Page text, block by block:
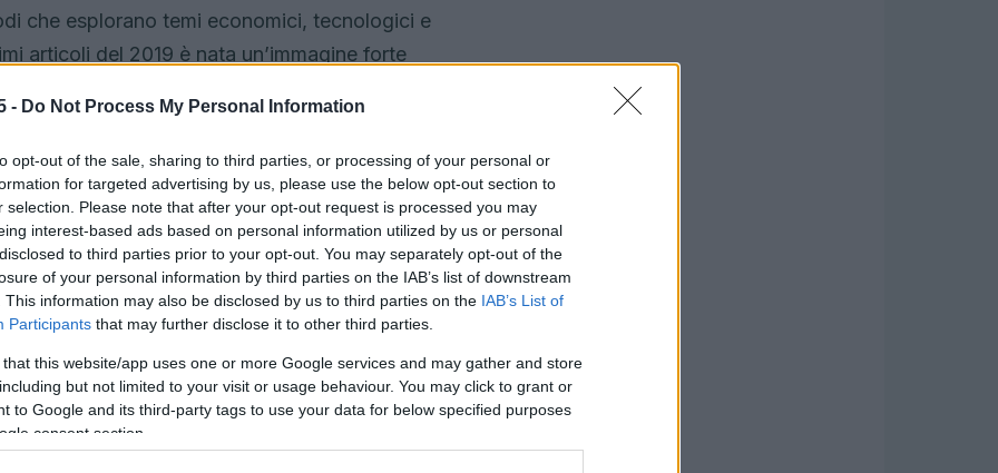
- Do Not Process My Personal Information
opt-out of the sale, sharing to third parties, or processing of your personal or
for targeted advertising by us, please use the below opt-out section to
selection. Please note that after your opt-out request is processed you may
interest-based ads based on personal information utilized by us or personal
to third parties prior to your opt-out. You may separately opt-out of the
of your personal information by third parties on the IAB’s list of downstream
This information may also be disclosed by us to third parties on the IAB’s List of
Participants that may further disclose it to other third parties.
that this website/app uses one or more Google services and may gather and store
but not limited to your visit or usage behaviour. You may click to grant or
to Google and its third-party tags to use your data for below specified purposes
consent section.
che esplorano temi economici, tecnologici e
articoli del 2019 è nata un’immagine forte
quella di cittadini diventati
di un Paese dove il turismo, le
hanno ridisegnato il paesaggio